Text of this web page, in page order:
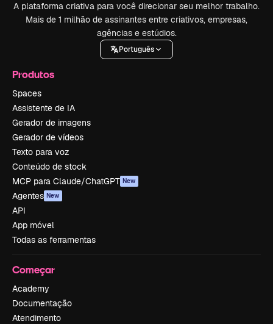
A plataforma criativa para você direcionar seu melhor trabalho.
Mais de 1 milhão de assinantes entre criativos, empresas,
agências e estúdios.
Português
Produtos
Spaces
Assistente de IA
Gerador de imagens
Gerador de vídeos
Texto para voz
Conteúdo de stock
MCP para Claude/ChatGPT New
Agentes New
API
App móvel
Todas as ferramentas
Começar
Academy
Documentação
Atendimento